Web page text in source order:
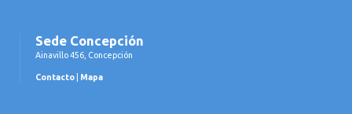
Sede Concepción
Ainavillo 456, Concepción
Contacto Mapa